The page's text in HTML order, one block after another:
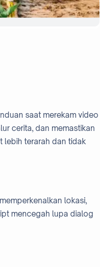
saat merekam video
cerita, dan memastikan
lebih terarah dan tidak
lokasi,
mencegah lupa dialog